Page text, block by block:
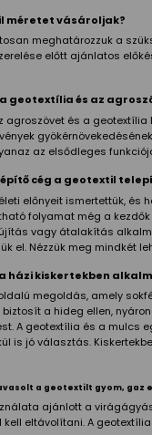
méretet vásároljak?
meghatározzuk a
előtt ajánlatos
geotextília és az
agroszövet és a
az elsődleges
cég a geotextil
előnyeit ismertettük, és
folyamat még a
vagy átalakítás
el. Nézzük meg mindkét
házi kiskertekben
megoldás, amely
a hideg ellen,
A geotextília és a mulcs
is jó választás.
a geotextilt gyom, gaz
ajánlott a
kell eltávolítani. A